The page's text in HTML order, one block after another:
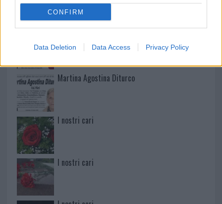
CONFIRM
Data Deletion Data Access Privacy Policy
Martina Agostina Diturco
I nostri cari
I nostri cari